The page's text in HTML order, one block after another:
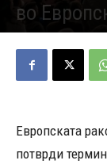
во
Европската
потврди